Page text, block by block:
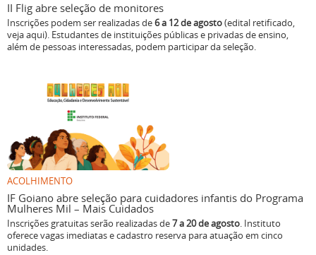
II Flig abre seleção de monitores
Inscrições podem ser realizadas de6 a 12 de agosto(edital retificado,
veja aqui). Estudantes de instituições públicas e privadas de ensino,
além de pessoas interessadas, podem participar da seleção.
ACOLHIMENTO
IF Goiano abre seleção para cuidadores infantis do Programa
Mulheres Mil – Mais Cuidados
Inscrições gratuitas serão realizadas de7 a 20 de agosto. Instituto
oferece vagas imediatas e cadastro reserva para atuação em cinco
unidades.